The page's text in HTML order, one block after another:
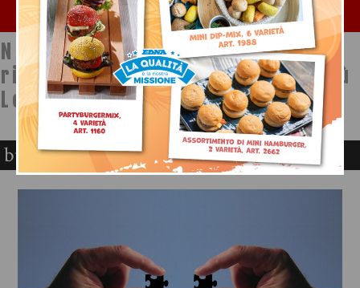
Notizie dal mondo della
ristorazione a cura di Ristopiù
Lombardia SpA
business